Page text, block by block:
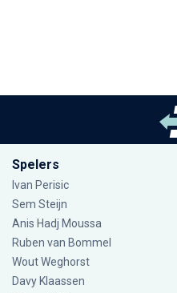
Spelers
Ivan Perisic
Sem Steijn
Anis Hadj Moussa
Ruben van Bommel
Wout Weghorst
Davy Klaassen